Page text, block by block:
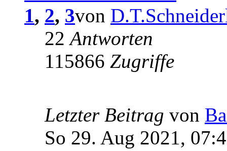
1, 2, 3von
22Antworten
115866 Zugriffe
Letzter Beitrag von
So 29. Aug 2021,